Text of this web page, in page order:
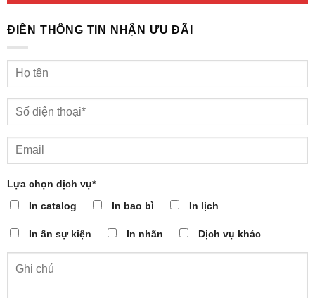
ĐIỀN THÔNG TIN NHẬN ƯU ĐÃI
Lựa chọn dịch vụ*
In catalog
In bao bì In lịch
In ấn sự kiện In nhãn Dịch vụ khác